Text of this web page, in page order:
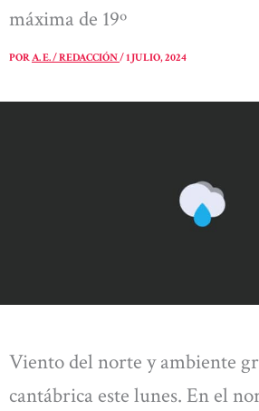
máxima de 19º
PORA. E. / REDACCIÓN/1 JULIO, 2024
Viento del norte y ambiente
cantábrica este lunes. En el